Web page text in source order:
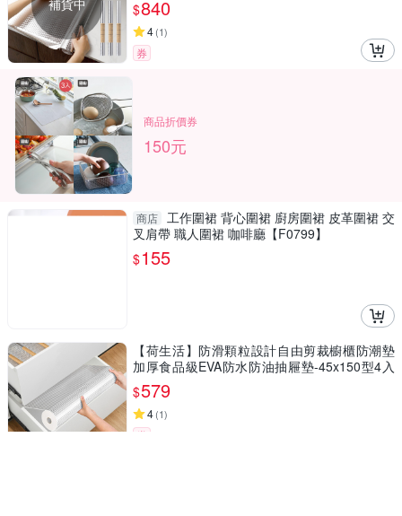
補貨中
$840
4(1)
券
商品折價券
150元
商店 工作圍裙 背心圍裙 廚房圍裙 皮革圍裙 交
叉肩帶 職人圍裙 咖啡廳【F0799】
$155
【荷生活】防滑顆粒設計自由剪裁櫥櫃防潮墊
加厚食品級EVA防水防油抽屜墊-45x150型4入
組
$579
4(1)
券